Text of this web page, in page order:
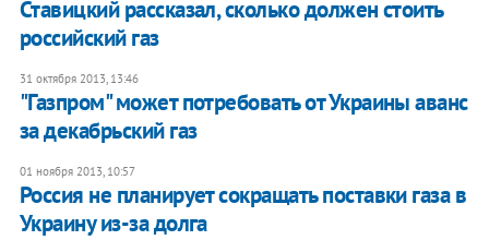
Ставицкий рассказал, сколько должен стоить
российский газ
31 октября 2013, 13:46
"Газпром" может потребовать от Украины аванс
за декабрьский газ
01 ноября 2013, 10:57
Россия не планирует сокращать поставки газа в
Украину из-за долга